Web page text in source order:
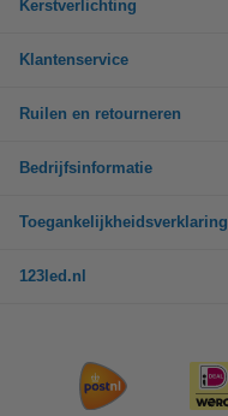
Kerstverlichting
Klantenservice
Ruilen en retourneren
Bedrijfsinformatie
Toegankelijkheidsverklaring
123led.nl